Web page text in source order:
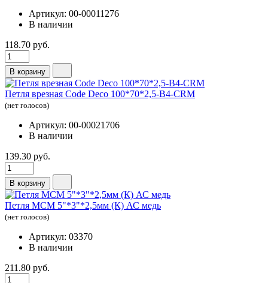
Артикул: 00-00011276
В наличии
118.70 руб.
В корзину
Петля врезная Code Deco 100*70*2,5-B4-CRM
(нет голосов)
Артикул: 00-00021706
В наличии
139.30 руб.
В корзину
Петля МСМ 5"*3"*2,5мм (К) АС медь
(нет голосов)
Артикул: 03370
В наличии
211.80 руб.